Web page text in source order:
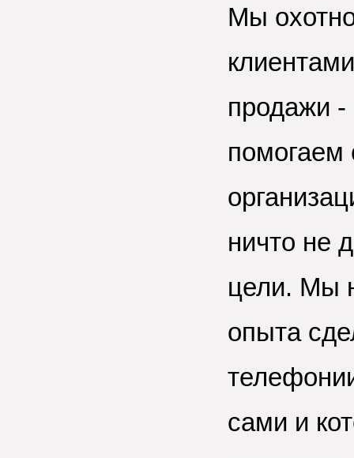
Мы
продажи
помогаем
ничто не
цели. Мы
опыта
сами и